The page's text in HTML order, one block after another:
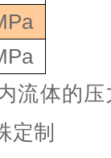
流体的
定制